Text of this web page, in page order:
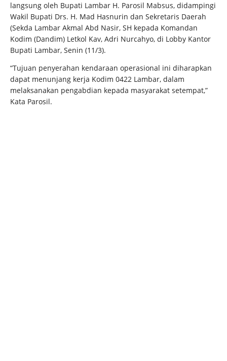
langsung oleh Bupati Lambar H. Parosil Mabsus, didampingi
Wakil Bupati Drs. H. Mad Hasnurin dan Sekretaris Daerah
(Sekda Lambar Akmal Abd Nasir, SH kepada Komandan
Kodim (Dandim) Letkol Kav, Adri Nurcahyo, di Lobby Kantor
Bupati Lambar, Senin (11/3).
“Tujuan penyerahan kendaraan operasional ini diharapkan
dapat menunjang kerja Kodim 0422 Lambar, dalam
melaksanakan pengabdian kepada masyarakat setempat,”
Kata Parosil.